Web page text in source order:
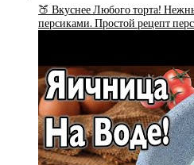
🍑 Вкуснее Любого торта!
персиками. Простой рецепт